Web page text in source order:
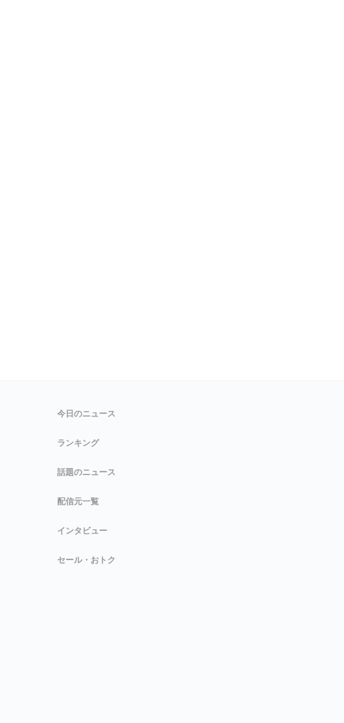
今日のニュース
ランキング
話題のニュース
配信元一覧
インタビュー
セール・おトク